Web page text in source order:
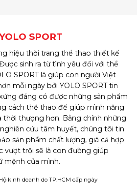
SPORT
hiệu thời trang thể thao thiết kế
sinh ra từ tình yêu đối với thể
SPORT là giúp con người Việt
mỗi ngày bởi YOLO SPORT tin
đáng có được những sản phẩm
cách thể thao để giúp mình năng
thượng hơn. Bằng chính những
cứu tâm huyết, chúng tôi tin
sản phẩm chất lượng, giá cả hợp
vượt trội sẽ là con đường giúp
mệnh của mình.
kinh doanh do TP.HCM cấp ngày